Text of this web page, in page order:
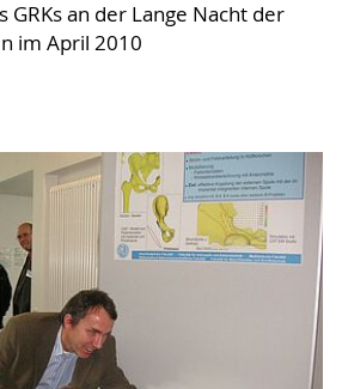
GRKs an der Lange Nacht der
im April 2010